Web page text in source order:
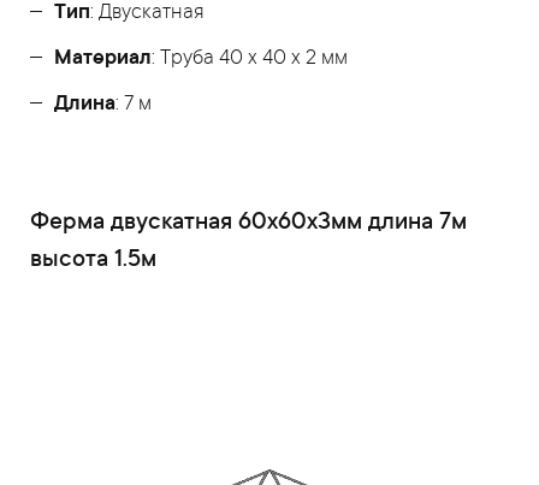
Тип: Двускатная
Материал: Труба 40 x 40 x 2 мм
Длина: 7 м
Ферма двускатная 60x60x3мм длина 7м
высота 1.5м